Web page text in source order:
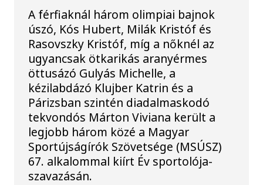
A férfiaknál három olimpiai bajnok
úszó, Kós Hubert, Milák Kristóf és
Rasovszky Kristóf, míg a nőknél az
ugyancsak ötkarikás aranyérmes
öttusázó Gulyás Michelle, a
kézilabdázó Klujber Katrin és a
Párizsban szintén diadalmaskodó
tekvondós Márton Viviana került a
legjobb három közé a Magyar
Sportújságírók Szövetsége (MSÚSZ)
67. alkalommal kiírt Év sportolója-
szavazásán.